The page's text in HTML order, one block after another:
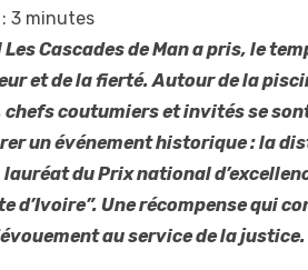
3 minutes
Cascades de Man a pris, le
et de la fierté. Autour de la
coutumiers et invités se
un événement historique : la
du Prix national
d’Ivoire”. Une récompense qui
au service de la justice.